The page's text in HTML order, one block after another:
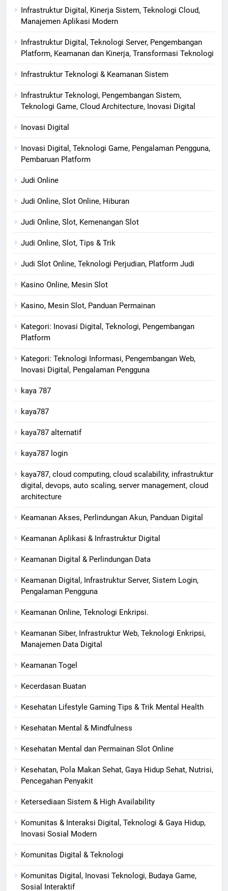
Infrastruktur Digital, Kinerja Sistem, Teknologi Cloud,
Manajemen Aplikasi Modern
Infrastruktur Digital, Teknologi Server, Pengembangan
Platform, Keamanan dan Kinerja, Transformasi Teknologi
Infrastruktur Teknologi & Keamanan Sistem
Infrastruktur Teknologi, Pengembangan Sistem,
Teknologi Game, Cloud Architecture, Inovasi Digital
Inovasi Digital
Inovasi Digital, Teknologi Game, Pengalaman Pengguna,
Pembaruan Platform
Judi Online
Judi Online, Slot Online, Hiburan
Judi Online, Slot, Kemenangan Slot
Judi Online, Slot, Tips & Trik
Judi Slot Online, Teknologi Perjudian, Platform Judi
Kasino Online, Mesin Slot
Kasino, Mesin Slot, Panduan Permainan
Kategori: Inovasi Digital, Teknologi, Pengembangan
Platform
Kategori: Teknologi Informasi, Pengembangan Web,
Inovasi Digital, Pengalaman Pengguna
kaya 787
kaya787
kaya787 alternatif
kaya787 login
kaya787, cloud computing, cloud scalability, infrastruktur
digital, devops, auto scaling, server management, cloud
architecture
Keamanan Akses, Perlindungan Akun, Panduan Digital
Keamanan Aplikasi & Infrastruktur Digital
Keamanan Digital & Perlindungan Data
Keamanan Digital, Infrastruktur Server, Sistem Login,
Pengalaman Pengguna
Keamanan Online, Teknologi Enkripsi.
Keamanan Siber, Infrastruktur Web, Teknologi Enkripsi,
Manajemen Data Digital
Keamanan Togel
Kecerdasan Buatan
Kesehatan Lifestyle Gaming Tips & Trik Mental Health
Kesehatan Mental & Mindfulness
Kesehatan Mental dan Permainan Slot Online
Kesehatan, Pola Makan Sehat, Gaya Hidup Sehat, Nutrisi,
Pencegahan Penyakit
Ketersediaan Sistem & High Availability
Komunitas & Interaksi Digital, Teknologi & Gaya Hidup,
Inovasi Sosial Modern
Komunitas Digital & Teknologi
Komunitas Digital, Inovasi Teknologi, Budaya Game,
Sosial Interaktif